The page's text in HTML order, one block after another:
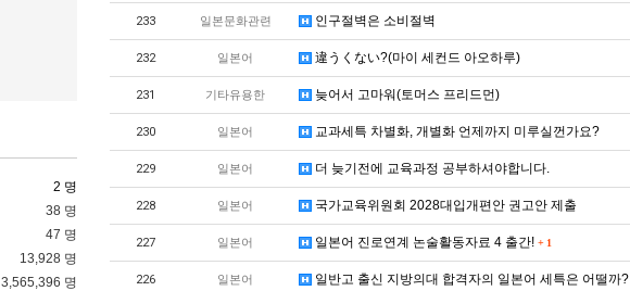
233 일본문화관련 인구절벽은 소비절벽
232 일본어 違うくない?(마이 세컨드 아오하루)
231 기타유용한 늦어서 고마워(토머스 프리드먼)
230 일본어 교과세특 차별화, 개별화 언제까지 미루실껀가요?
229 일본어 더 늦기전에 교육과정 공부하셔야합니다.
228 일본어 국가교육위원회 2028대입개편안 권고안 제출
227 일본어 일본어 진로연계 논술활동자료 4 출간! + 1
226 일본어 일반고 출신 지방의대 합격자의 일본어 세특은 어떨까?
2 명
38 명
47 명
13,928 명
3,565,396 명